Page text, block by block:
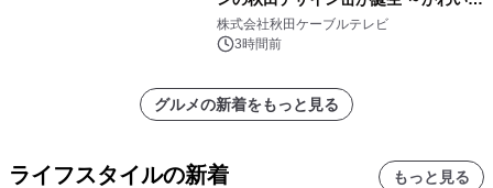
秋田犬の子犬と秋田の四季と名所を巡
るパッケージ～ 9月1日(火)秋田県内で
株式会社秋田ケーブルテレビ
3時間前
グルメの新着をもっと見る
ライフスタイルの新着 もっと見る